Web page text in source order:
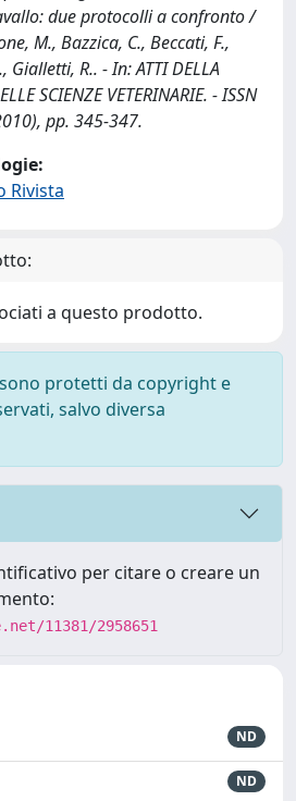
due protocolli a confronto /
M., Bazzica, C., Beccati, F.,
Gialletti, R.. - In: ATTI DELLA
SCIENZE VETERINARIE. - ISSN
pp. 345-347.
Rivista
a questo prodotto.
protetti da copyright e
salvo diversa
per citare o creare un
11381/2958651
ND
ND